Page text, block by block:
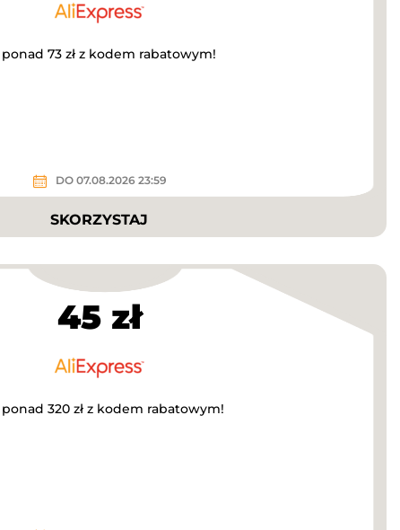
73 zł z kodem rabatowym!
DO 07.08.2026 23:59
SKORZYSTAJ
45 zł
320 zł z kodem rabatowym!